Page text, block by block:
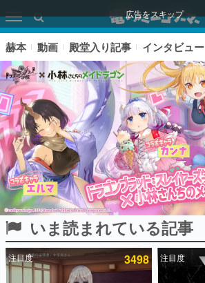
広告をスキップ
ピックアップ
電ファミのいま読まれている記事ランキング
赫本 動画 殿堂入り記事 インタビュー
いま読まれている記事
注目度 3498 注目度